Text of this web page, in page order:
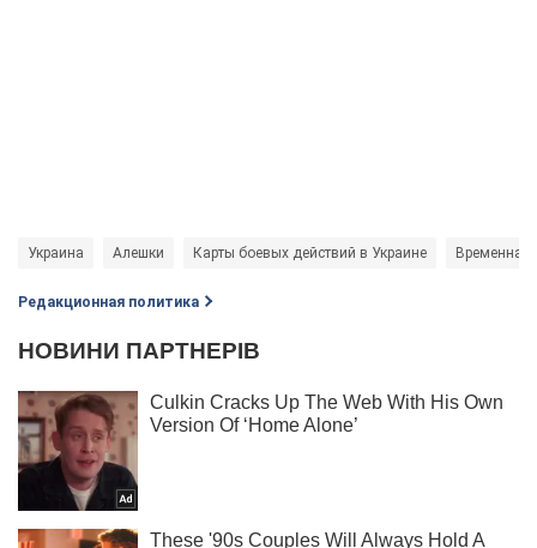
Украина Алешки Карты боевых действий в Украине Временная
Редакционная политика